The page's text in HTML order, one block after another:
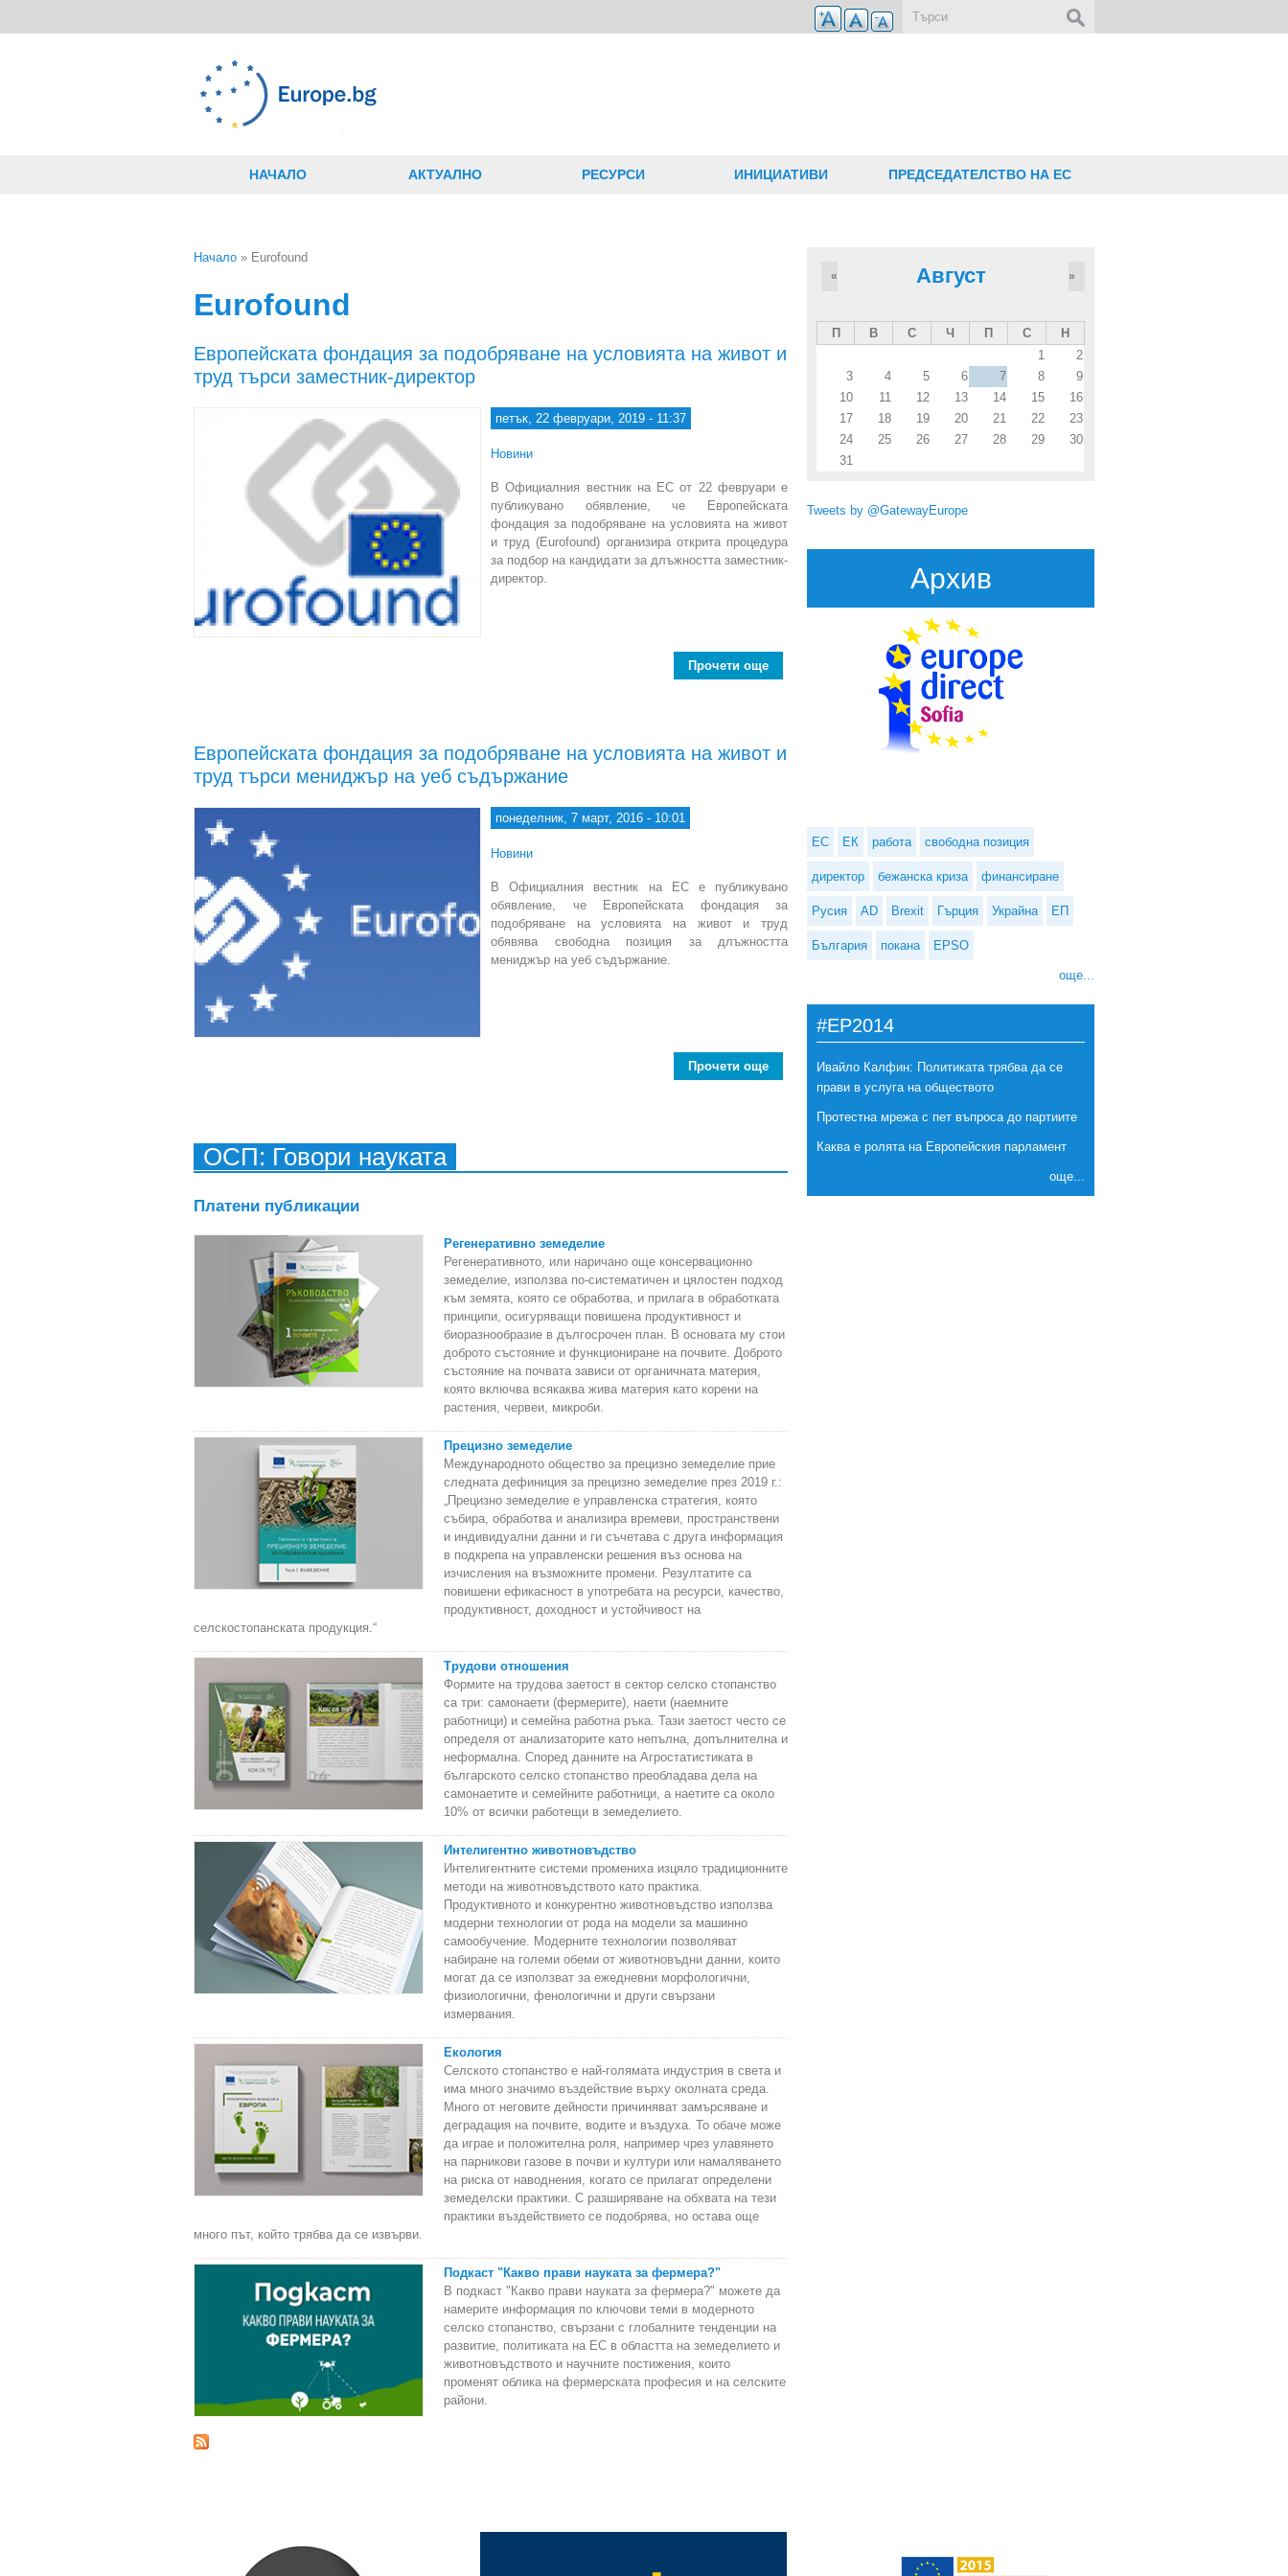
НАЧАЛО АКТУАЛНО РЕСУРСИ ИНИЦИАТИВИ ПРЕДСЕДАТЕЛСТВО НА ЕС
Начало » Eurofound
Eurofound
Европейската фондация за подобряване на условията на живот и
труд търси заместник-директор
петък, 22 февруари, 2019 - 11:37
Новини
В Официалния вестник на ЕС от 22 февруари е
публикувано обявление, че Европейската
фондация за подобряване на условията на живот
и труд (Eurofound) организира открита процедура
за подбор на кандидати за длъжността заместник-
директор.
Прочети още
about Европейската фондация за подобряване на условията на живот и труд
Европейската фондация за подобряване на условията на живот и
труд търси мениджър на уеб съдържание
понеделник, 7 март, 2016 - 10:01
Новини
В Официалния вестник на ЕС е публикувано
обявление, че Европейската фондация за
подобряване на условията на живот и труд
обявява свободна позиция за длъжността
мениджър на уеб съдържание.
Прочети още
about Европейската фондация за подобряване на условията на живот и труд
ОСП: Говори науката
Платени публикации
Регенеративно земеделие
Регенеративното, или наричано още консервационно
земеделие, използва по-систематичен и цялостен подход
към земята, която се обработва, и прилага в обработката
принципи, осигуряващи повишена продуктивност и
биоразнообразие в дългосрочен план. В основата му стои
доброто състояние и функциониране на почвите. Доброто
състояние на почвата зависи от органичната материя,
която включва всякаква жива материя като корени на
растения, червеи, микроби.
Прецизно земеделие
Международното общество за прецизно земеделие прие
следната дефиниция за прецизно земеделие през 2019 г.:
„Прецизно земеделие е управленска стратегия, която
събира, обработва и анализира времеви, пространствени
и индивидуални данни и ги съчетава с друга информация
в подкрепа на управленски решения въз основа на
изчисления на възможните промени. Резултатите са
повишени ефикасност в употребата на ресурси, качество,
продуктивност, доходност и устойчивост на
селскостопанската продукция.“
Трудови отношения
Формите на трудова заетост в сектор селско стопанство
са три: самонаети (фермерите), наети (наемните
работници) и семейна работна ръка. Тази заетост често се
определя от анализаторите като непълна, допълнителна и
неформална. Според данните на Агростатистиката в
българското селско стопанство преобладава дела на
самонаетите и семейните работници, а наетите са около
10% от всички работещи в земеделието.
Интелигентно животновъдство
Интелигентните системи промениха изцяло традиционните
методи на животновъдството като практика.
Продуктивното и конкурентно животновъдство използва
модерни технологии от рода на модели за машинно
самообучение. Модерните технологии позволяват
набиране на големи обеми от животновъдни данни, които
могат да се използват за ежедневни морфологични,
физиологични, фенологични и други свързани
измервания.
Екология
Селското стопанство е най-голямата индустрия в света и
има много значимо въздействие върху околната среда.
Много от неговите дейности причиняват замърсяване и
деградация на почвите, водите и въздуха. То обаче може
да играе и положителна роля, например чрез улавянето
на парникови газове в почви и култури или намаляването
на риска от наводнения, когато се прилагат определени
земеделски практики. С разширяване на обхвата на тези
практики въздействието се подобрява, но остава още
много път, който трябва да се извърви.
Подкаст "Какво прави науката за фермера?"
В подкаст "Какво прави науката за фермера?" можете да
намерите информация по ключови теми в модерното
селско стопанство, свързани с глобалните тенденции на
развитие, политиката на ЕС в областта на земеделието и
животновъдството и научните постижения, които
променят облика на фермерската професия и на селските
райони.
Август
« »
П В С Ч П С
Н
1
2
3
4 5 6 7 8
9
10
11 12 13 14 15
16
17
18 19 20 21 22
23
24
25 26 27 28 29
30
31
Tweets by @GatewayEurope
Архив
ЕС ЕК работа свободна позиция
директор бежанска криза финансиране
Русия AD Brexit Гърция Украйна ЕП
България покана EPSO
още...
#EP2014
Ивайло Калфин: Политиката трябва да се
прави в услуга на обществото
Протестна мрежа с пет въпроса до партиите
Каква е ролята на Европейския парламент
още...